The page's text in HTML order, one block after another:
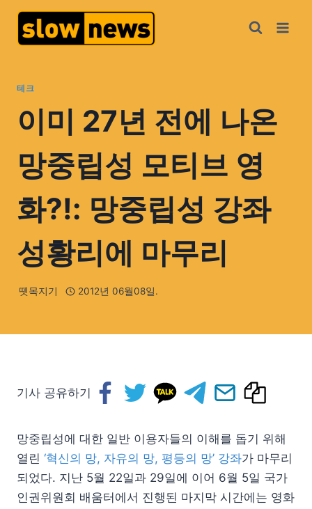
테크
이미 27년 전에 나온
망중립성 모티브 영
화?!: 망중립성 강좌
성황리에 마무리
뗏목지기 2012년 06월08일.
기사 공유하기
망중립성에 대한 일반 이용자들의 이해를 돕기 위해
열린 ‘혁신의 망, 자유의 망, 평등의 망’ 강좌가 마무리
되었다. 지난 5월 22일과 29일에 이어 6월 5일 국가
인권위원회 배움터에서 진행된 마지막 시간에는 영화